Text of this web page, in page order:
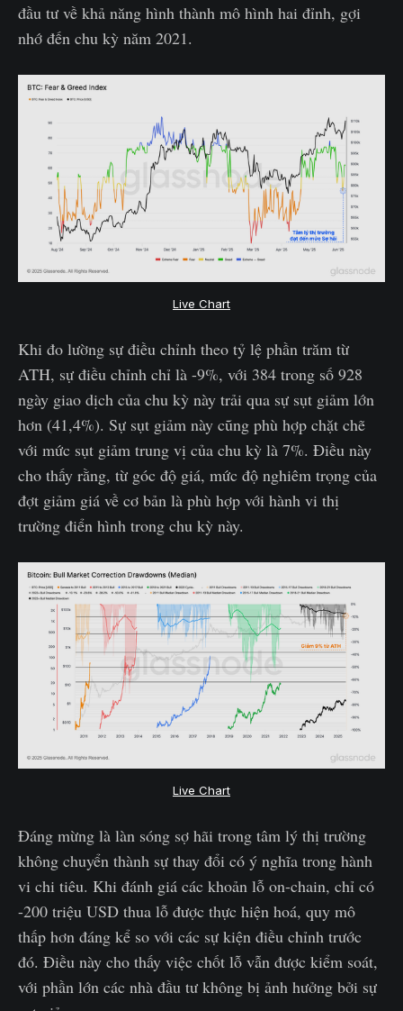
đầu tư về khả năng hình thành mô hình hai đỉnh, gợi
nhớ đến chu kỳ năm 2021.
Live Chart
Khi đo lường sự điều chỉnh theo tỷ lệ phần trăm từ
ATH, sự điều chỉnh chỉ là -9%, với 384 trong số 928
ngày giao dịch của chu kỳ này trải qua sự sụt giảm lớn
hơn (41,4%). Sự sụt giảm này cũng phù hợp chặt chẽ
với mức sụt giảm trung vị của chu kỳ là 7%. Điều này
cho thấy rằng, từ góc độ giá, mức độ nghiêm trọng của
đợt giảm giá về cơ bản là phù hợp với hành vi thị
trường điển hình trong chu kỳ này.
Live Chart
Đáng mừng là làn sóng sợ hãi trong tâm lý thị trường
không chuyển thành sự thay đổi có ý nghĩa trong hành
vi chi tiêu. Khi đánh giá các khoản lỗ on-chain, chỉ có
-200 triệu USD thua lỗ được thực hiện hoá, quy mô
thấp hơn đáng kể so với các sự kiện điều chỉnh trước
đó. Điều này cho thấy việc chốt lỗ vẫn được kiểm soát,
với phần lớn các nhà đầu tư không bị ảnh hưởng bởi sự